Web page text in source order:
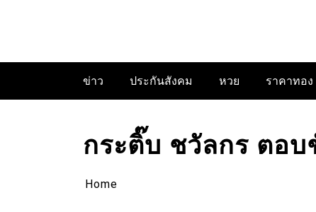
ข่าว ประกันสังคม หวย ราคาทอง
กระติ๊บ ชวัลกร ตอบ
Home